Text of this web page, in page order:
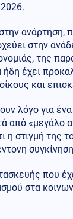
ανάρτηση,
στην
της
ήδη έχει
και
λόγο για
από «μεγάλο
η στιγμή της
που
στα